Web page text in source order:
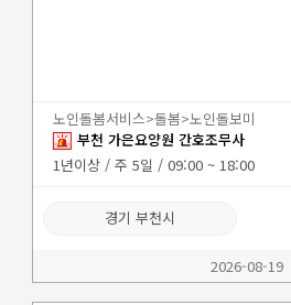
노인돌봄서비스>돌봄>노인돌보미
부천 가은요양원 간호조무사
1년이상 / 주 5일 / 09:00 ~ 18:00
경기 부천시
2026-08-19